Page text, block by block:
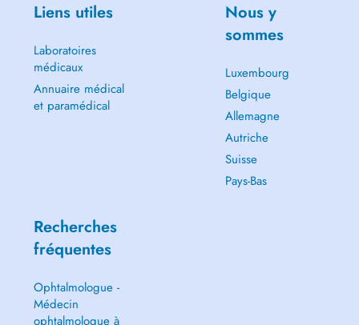
Liens utiles
Laboratoires
médicaux
Annuaire médical
et paramédical
Nous y
sommes
Luxembourg
Belgique
Allemagne
Autriche
Suisse
Pays-Bas
Recherches
fréquentes
Ophtalmologue -
Médecin
ophtalmologue à